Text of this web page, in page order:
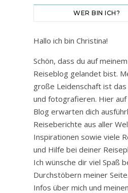
WER BIN ICH?
Hallo ich bin Christina!
Schön, dass du auf meinem
Reiseblog gelandet bist.
große Leidenschaft ist das
und fotografieren. Hier auf
Blog erwarten dich
Reiseberichte aus aller
Inspirationen sowie viele
und Hilfe bei deiner
Ich wünsche dir viel Spaß
Durchstöbern meiner
Infos über mich und